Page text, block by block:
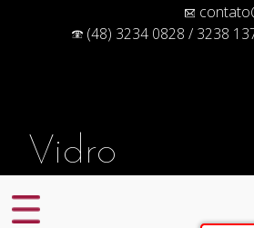
(48) 3234 0828 / 3238
Vidro